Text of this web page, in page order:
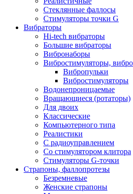
Стеклянные фаллосы
Стимуляторы точки G
Вибраторы
Hi-tech вибраторы
Большие вибраторы
Вибронаборы
Вибростимуляторы,
Вибропульки
Вибростимуляторы
Водонепроницаемые
Вращающиеся (ротаторы)
Для двоих
Классические
Компьютерного типа
Реалистики
С радиоуправлением
Со стимулятором клитора
Стимуляторы G-точки
Страпоны, фаллопротезы
Безремневые
Женские страпоны